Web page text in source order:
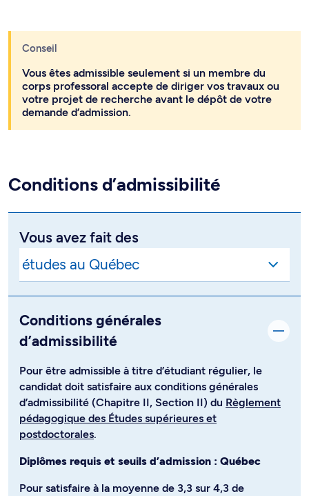
Conseil
Vous êtes admissible seulement si un membre du
corps professoral accepte de diriger vos travaux ou
votre projet de recherche avant le dépôt de votre
demande d’admission.
Conditions d’admissibilité
Vous avez fait des
Conditions générales
d’admissibilité
Pour être admissible à titre d’étudiant régulier, le
candidat doit satisfaire aux conditions générales
d’admissibilité (Chapitre II, Section II) du Règlement
pédagogique des Études supérieures et
postdoctorales.
Diplômes requis et seuils d’admission : Québec
Pour satisfaire à la moyenne de 3,3 sur 4,3 de